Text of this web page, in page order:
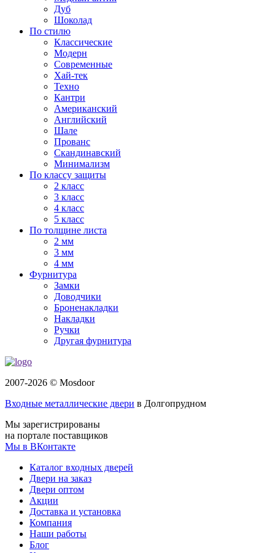
Дуб
Шоколад
По стилю
Классические
Модерн
Современные
Хай-тек
Техно
Кантри
Американский
Английский
Шале
Прованс
Скандинавский
Минимализм
По классу защиты
2 класс
3 класс
4 класс
5 класс
По толщине листа
2 мм
3 мм
4 мм
Фурнитура
Замки
Доводчики
Броненакладки
Накладки
Ручки
Другая фурнитура
2007-2026 © Mosdoor
Входные металлические двери в Долгопрудном
Мы зарегистрированы
на портале поставщиков
Мы в ВКонтакте
Каталог входных дверей
Двери на заказ
Двери оптом
Акции
Доставка и установка
Компания
Наши работы
Блог